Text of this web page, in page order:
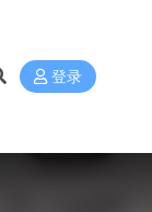
登录